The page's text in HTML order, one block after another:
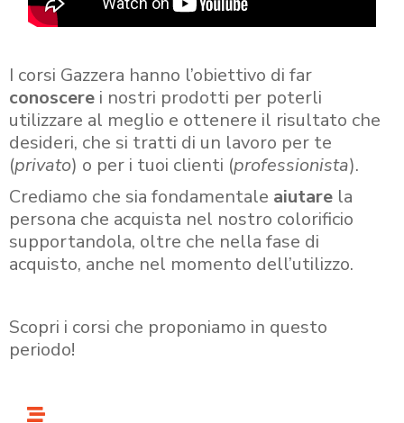
I corsi Gazzera hanno l’obiettivo di far
conoscere i nostri prodotti per poterli
utilizzare al meglio e ottenere il risultato che
desideri, che si tratti di un lavoro per te
(privato) o per i tuoi clienti (professionista).
Crediamo che sia fondamentale aiutare la
persona che acquista nel nostro colorificio
supportandola, oltre che nella fase di
acquisto, anche nel momento dell’utilizzo.
Scopri i corsi che proponiamo in questo
periodo!